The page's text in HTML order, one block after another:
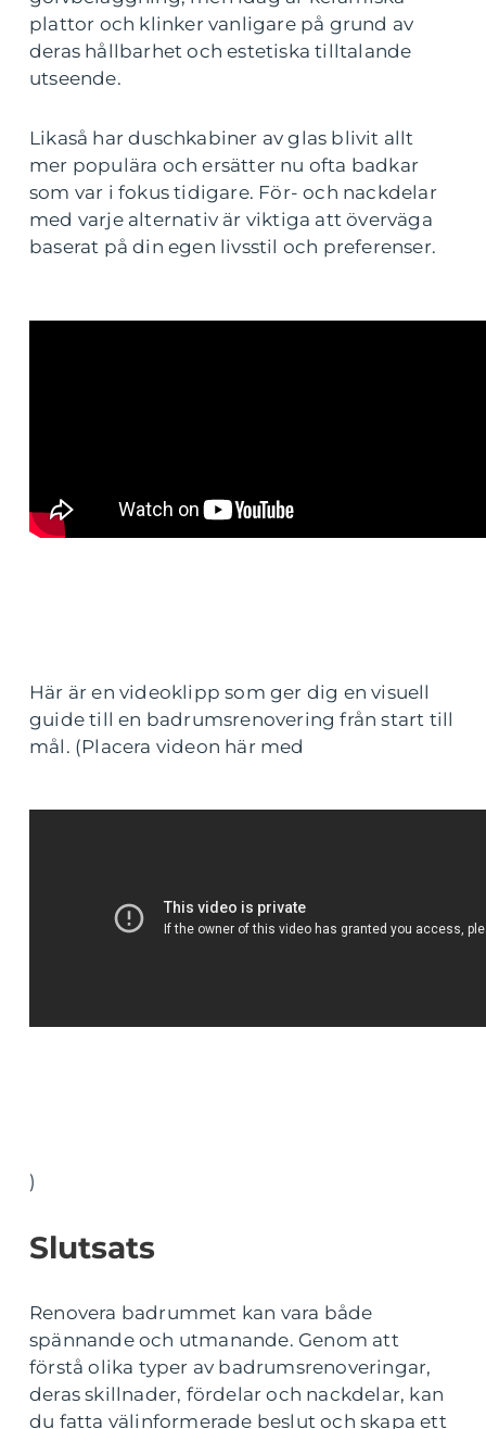
plattor och klinker vanligare på grund av
deras hållbarhet och estetiska tilltalande
utseende.
Likaså har duschkabiner av glas blivit allt
mer populära och ersätter nu ofta badkar
som var i fokus tidigare. För- och nackdelar
med varje alternativ är viktiga att överväga
baserat på din egen livsstil och preferenser.
Här är en videoklipp som ger dig en visuell
guide till en badrumsrenovering från start till
mål. (Placera videon här med
)
Slutsats
Renovera badrummet kan vara både
spännande och utmanande. Genom att
förstå olika typer av badrumsrenoveringar,
deras skillnader, fördelar och nackdelar, kan
du fatta välinformerade beslut och skapa ett